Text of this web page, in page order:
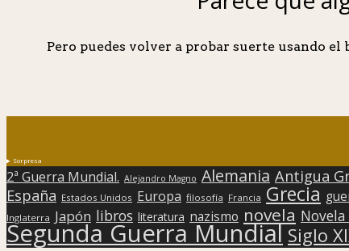
Pero puedes volver a probar suerte usando
Sorpresa
2ª Guerra Mundial. Alejandro Magno Alemania Antigua
España Estados Unidos Europa filosofía Francia Grecia
Inglaterra Japón libros literatura nazismo novela
Segunda Guerra Mundial Siglo